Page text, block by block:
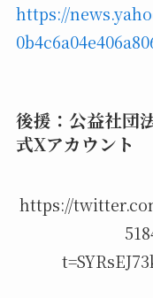
https://
後援：公益社団
式Xアカウント
https://